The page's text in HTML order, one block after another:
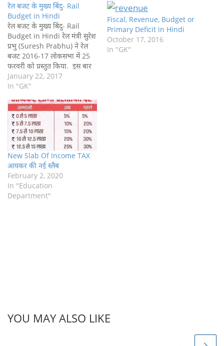
रेल बजट के मुख्य बिंदु- Rail
Budget in Hindi
रेल बजट के मुख्य बिंदु- Rail
Budget in Hindi रेल मंत्री सुरेश
प्रभु (Suresh Prabhu) ने रेल
बजट 2016-17 लोकसभा में 25
फरवरी को प्रस्तुत किया. इस बार
बजट में यात्री और माल भाड़े
(tariff) में कोई वृद्धि नहीं की गयी
की एक विशेषता (highlight) है…
January 22, 2017
In "GK"
Fiscal, Revenue, Budget or
Primary Deficit in Hindi
October 17, 2016
In "GK"
New Slab Of Income TAX
आयकर की नई स्लैब
February 2, 2020
In "Education
Department"
YOU MAY ALSO LIKE